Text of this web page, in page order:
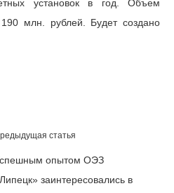
установок в год. Объем
млн. рублей. Будет создано
статья
опытом ОЭЗ
заинтересовались в